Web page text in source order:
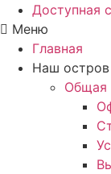
Доступная
Меню
Главная
Наш остров
Общая